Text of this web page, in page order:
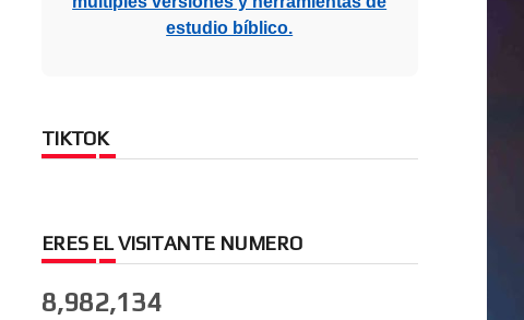
estudio bíblico.
TIKTOK
ERES EL VISITANTE NUMERO
8,982,134